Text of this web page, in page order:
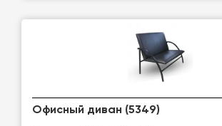
Офисный диван (5349)